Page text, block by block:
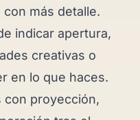
más detalle.
indicar apertura,
creativas o
en lo que haces.
proyección,